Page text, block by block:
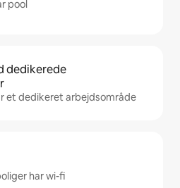
pool
dedikerede
et dedikeret arbejdsområde
har wi-fi